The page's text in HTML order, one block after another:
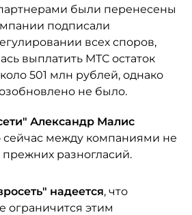
были перенесены
подписали
всех споров,
выплатить МТС остаток
501 млн рублей, однако
не было.
Александр Малис
сейчас между компаниями не
прежних разногласий.
надеется, что
ограничится этим